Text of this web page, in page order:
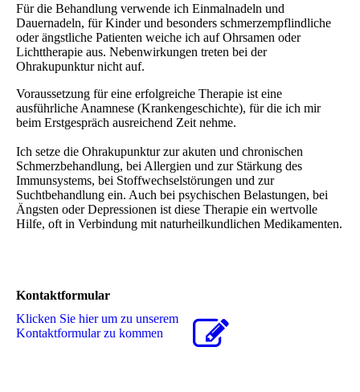
Für die Behandlung verwende ich Einmalnadeln und
Dauernadeln, für Kinder und besonders schmerzempflindliche
oder ängstliche Patienten weiche ich auf Ohrsamen oder
Lichttherapie aus. Nebenwirkungen treten bei der
Ohrakupunktur nicht auf.
Voraussetzung für eine erfolgreiche Therapie ist eine
ausführliche Anamnese (Krankengeschichte), für die ich mir
beim Erstgespräch ausreichend Zeit nehme.
Ich setze die Ohrakupunktur zur akuten und chronischen
Schmerzbehandlung, bei Allergien und zur Stärkung des
Immunsystems, bei Stoffwechselstörungen und zur
Suchtbehandlung ein. Auch bei psychischen Belastungen, bei
Ängsten oder Depressionen ist diese Therapie ein wertvolle
Hilfe, oft in Verbindung mit naturheilkundlichen Medikamenten.
Kontaktformular
Klicken Sie hier um zu unserem
Kon­takt­for­mu­lar zu kommen